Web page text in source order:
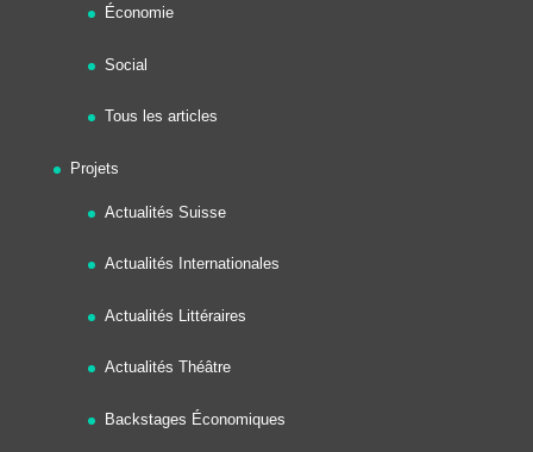
Économie
Social
Tous les articles
Projets
Actualités Suisse
Actualités Internationales
Actualités Littéraires
Actualités Théâtre
Backstages Économiques